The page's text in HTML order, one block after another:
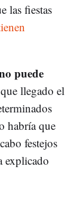
las fiestas
puede
llegado el
habría que
festejos
explicado